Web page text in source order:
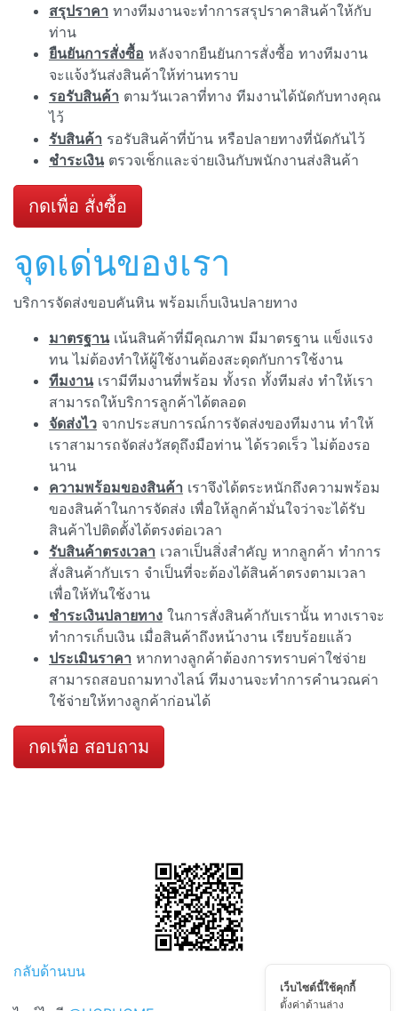
สรุปราคา ทางทีมงานจะทำการสรุปราคาสินค้าให้กับ
ท่าน
ยืนยันการสั่งซื้อ หลังจากยืนยันการสั่งซื้อ ทางทีมงาน
จะแจ้งวันส่งสินค้าให้ท่านทราบ
รอรับสินค้า ตามวันเวลาที่ทาง ทีมงานได้นัดกับทางคุณ
ไว้
รับสินค้า รอรับสินค้าที่บ้าน หรือปลายทางที่นัดกันไว้
ชำระเงินตรวจเช็กและจ่ายเงินกับพนักงานส่งสินค้า
กดเพื่อ สั่งซื้อ
จุดเด่นของเรา
บริการจัดส่งขอบคันหิน พร้อมเก็บเงินปลายทาง
มาตรฐานเน้นสินค้าที่มีคุณภาพ มีมาตรฐาน แข็งแรง
ทน ไม่ต้องทำให้ผู้ใช้งานต้องสะดุดกับการใช้งาน
ทีมงานเรามีทีมงานที่พร้อม ทั้งรถ ทั้งทีมส่ง ทำให้เรา
สามารถให้บริการลูกค้าได้ตลอด
จัดส่งไว จากประสบการณ์การจัดส่งของทีมงาน ทำให้
เราสามารถจัดส่งวัสดุถึงมือท่าน ได้รวดเร็ว ไม่ต้องรอ
นาน
ความพร้อมของสินค้า เราจึงได้ตระหนักถึงความพร้อม
ของสินค้าในการจัดส่ง เพื่อให้ลูกค้ามั่นใจว่าจะได้รับ
สินค้าไปติดตั้งได้ตรงต่อเวลา
รับสินค้าตรงเวลา เวลาเป็นสิ่งสำคัญ หากลูกค้า ทำการ
สั่งสินค้ากับเรา จำเป็นที่จะต้องได้สินค้าตรงตามเวลา
เพื่อให้ทันใช้งาน
ชำระเงินปลายทาง ในการสั่งสินค้ากับเรานั้น ทางเราจะ
ทำการเก็บเงิน เมื่อสินค้าถึงหน้างาน เรียบร้อยแล้ว
ประเมินราคา หากทางลูกค้าต้องการทราบค่าใช่จ่าย
สามารถสอบถามทางไลน์ ทีมงานจะทำการคำนวณค่า
ใช้จ่ายให้ทางลูกค้าก่อนได้
กดเพื่อ สอบถาม
กลับด้านบน
เว็บไซต์นี้ใช้คุกกี้
ตั้งค่าด้านล่าง